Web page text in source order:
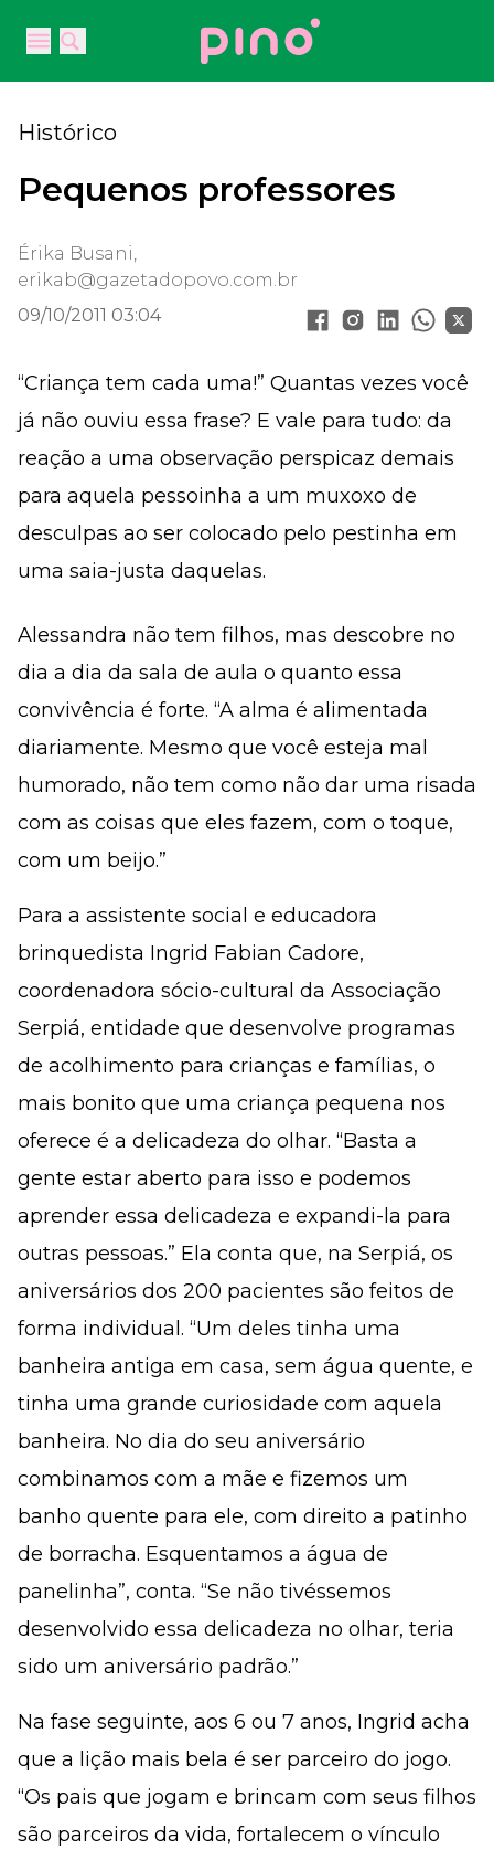
Open main menu
Open main menu
Your Company
Histórico
Pequenos professores
Érika Busani,
erikab@gazetadopovo.com.br
09/10/2011 03:04
“Criança tem cada uma!” Quantas vezes você
já não ouviu essa frase? E vale para tudo: da
reação a uma observação perspicaz demais
para aquela pessoinha a um muxoxo de
desculpas ao ser colocado pelo pestinha em
uma saia-justa daquelas.
Alessandra não tem filhos, mas descobre no
dia a dia da sala de aula o quanto essa
convivência é forte. “A alma é alimentada
diariamente. Mesmo que você esteja mal
humorado, não tem como não dar uma risada
com as coisas que eles fazem, com o toque,
com um beijo.”
Para a assistente social e educadora
brinquedista Ingrid Fabian Cadore,
coordenadora sócio-cultural da Associação
Serpiá, entidade que desenvolve programas
de acolhimento para crianças e famílias, o
mais bonito que uma criança pequena nos
oferece é a delicadeza do olhar. “Basta a
gente estar aberto para isso e podemos
aprender essa delicadeza e expandi-la para
outras pessoas.” Ela conta que, na Serpiá, os
aniversários dos 200 pacientes são feitos de
forma individual. “Um deles tinha uma
banheira antiga em casa, sem água quente, e
tinha uma grande curiosidade com aquela
banheira. No dia do seu aniversário
combinamos com a mãe e fizemos um
banho quente para ele, com direito a patinho
de borracha. Esquentamos a água de
panelinha”, conta. “Se não tivéssemos
desenvolvido essa delicadeza no olhar, teria
sido um aniversário padrão.”
Na fase seguinte, aos 6 ou 7 anos, Ingrid acha
que a lição mais bela é ser parceiro do jogo.
“Os pais que jogam e brincam com seus filhos
são parceiros da vida, fortalecem o vínculo